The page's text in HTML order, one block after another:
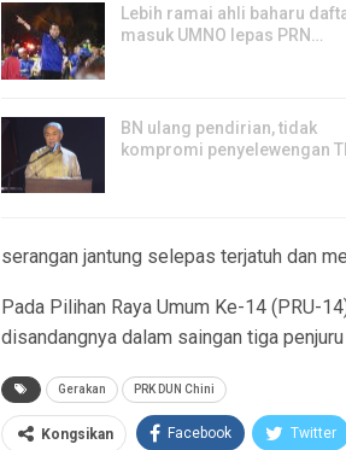
Lebih ramai ahli baharu
masuk UMNO lepas PRN…
BN ulang pendirian, tidak
kompromi penyelewengan
serangan jantung selepas terjatuh dan
Pada Pilihan Raya Umum Ke-14 (PRU-
disandangnya dalam saingan tiga
Gerakan PRK DUN Chini
Kongsikan Facebook Twitter